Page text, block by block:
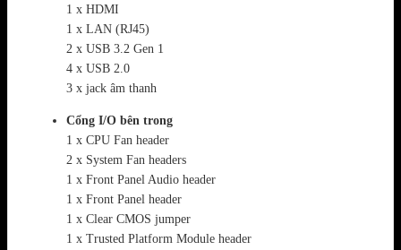
1 x HDMI
1 x LAN (RJ45)
2 x USB 3.2 Gen 1
4 x USB 2.0
3 x jack âm thanh
Cổng I/O bên trong
1 x CPU Fan header
2 x System Fan headers
1 x Front Panel Audio header
1 x Front Panel header
1 x Clear CMOS jumper
1 x Trusted Platform Module header